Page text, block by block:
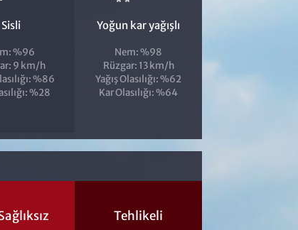
Sisli
%96
9 km/h
%86
%28
Yoğun kar yağışlı
Nem: %98
Rüzgar: 13 km/h
Yağış Olasılığı: %62
Kar Olasılığı: %64
Tehlikeli